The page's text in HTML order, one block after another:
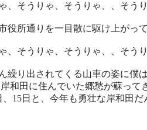
、そうりゃ、そうりゃ、、そう
役所通りを一目散に駆け上がっ
、そうりゃ、そうりゃ、、そう
繰り出されてくる山車の姿に僕
和田に住んでいた郷愁が蘇って
、15日と、今年も勇壮な岸和田